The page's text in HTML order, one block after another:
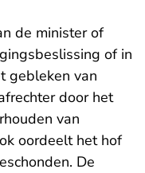
de minister of
of in
gebleken van
door het
van
oordeelt het hof
De